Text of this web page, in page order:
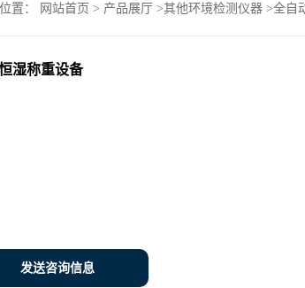
置： 网站首页 > 产品展厅 >其他环境检测仪器 >全自
湿称重设备
发送咨询信息